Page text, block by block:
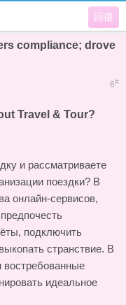
回復
compliance; drove
6#
Travel & Tour?
и рассматриваете
поездки? В
онлайн-сервисов,
подключить
странствие. В
идеальное